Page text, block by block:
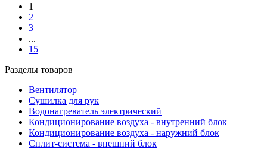
1
2
3
...
15
Разделы товаров
Вентилятор
Сушилка для рук
Водонагреватель электрический
Кондиционирование воздуха - внутренний блок
Кондиционирование воздуха - наружний блок
Сплит-система - внешний блок